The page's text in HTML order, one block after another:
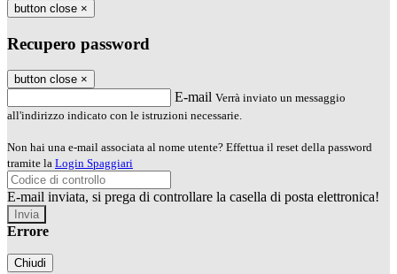
button close ×
Recupero password
button close ×
E-mail Verrà inviato un messaggio
all'indirizzo indicato con le istruzioni necessarie.
Non hai una e-mail associata al nome utente? Effettua il reset della password
tramite la Login Spaggiari
E-mail inviata, si prega di controllare la casella di posta elettronica!
Errore
Chiudi